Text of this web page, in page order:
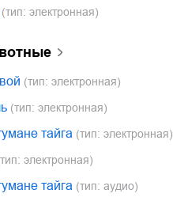
(тип: электронная)
(тип: электронная)
(тип: электронная)
тайга (тип: электронная)
электронная)
тайга (тип: аудио)